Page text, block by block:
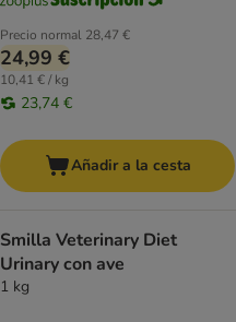
Precio normal 28,47 €
24,99 €
10,41 € / kg
23,74 €
Añadir a la cesta
Smilla Veterinary Diet
Urinary con ave
1 kg